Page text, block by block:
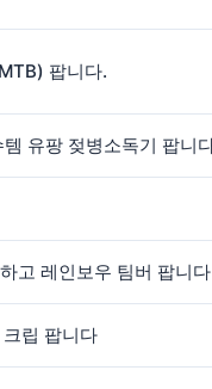
팝니다.
고 레인보우 팀버 팝니다
립 팝니다